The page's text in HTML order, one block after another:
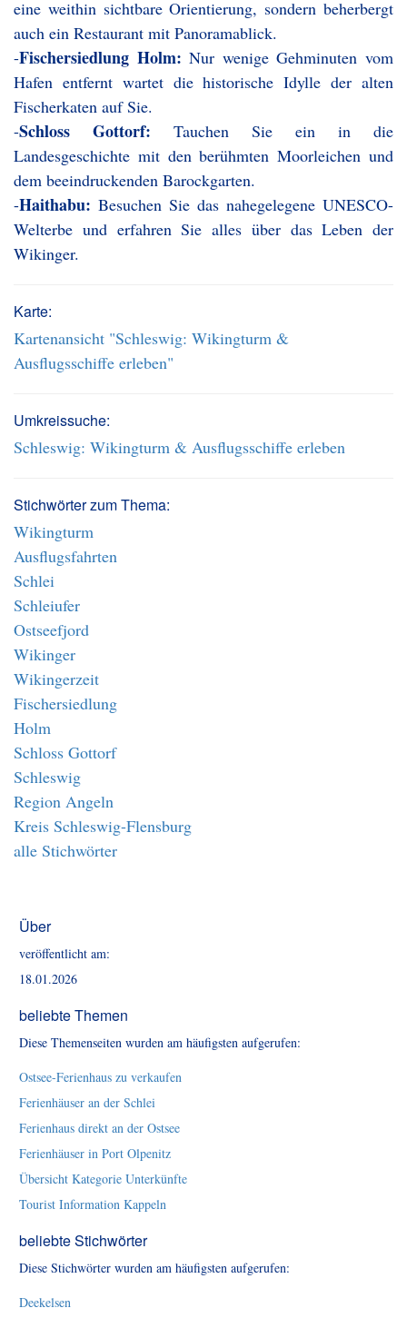
eine weithin sichtbare Orientierung, sondern beherbergt
auch ein Restaurant mit Panoramablick.
-Fischersiedlung Holm: Nur wenige Gehminuten vom
Hafen entfernt wartet die historische Idylle der alten
Fischerkaten auf Sie.
-Schloss Gottorf: Tauchen Sie ein in die
Landesgeschichte mit den berühmten Moorleichen und
dem beeindruckenden Barockgarten.
-Haithabu: Besuchen Sie das nahegelegene UNESCO-
Welterbe und erfahren Sie alles über das Leben der
Wikinger.
Karte:
Kartenansicht "Schleswig: Wikingturm &
Ausflugsschiffe erleben"
Umkreissuche:
Schleswig: Wikingturm & Ausflugsschiffe erleben
Stichwörter zum Thema:
Wikingturm
Ausflugsfahrten
Schlei
Schleiufer
Ostseefjord
Wikinger
Wikingerzeit
Fischersiedlung
Holm
Schloss Gottorf
Schleswig
Region Angeln
Kreis Schleswig-Flensburg
alle Stichwörter
Über
veröffentlicht am:
18.01.2026
beliebte Themen
Diese Themenseiten wurden am häufigsten aufgerufen:
Ostsee-Ferienhaus zu verkaufen
Ferienhäuser an der Schlei
Ferienhaus direkt an der Ostsee
Ferienhäuser in Port Olpenitz
Übersicht Kategorie Unterkünfte
Tourist Information Kappeln
beliebte Stichwörter
Diese Stichwörter wurden am häufigsten aufgerufen:
Deekelsen